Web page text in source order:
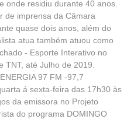
onde residiu durante 40 anos.
de imprensa da Câmara
quase dois anos, além do
atua também atuou como
- Esporte Interativo no
TNT, até Julho de 2019.
97 FM -97,7
á sexta-feira das 17h30 às
da emissora no Projeto
do programa DOMINGO